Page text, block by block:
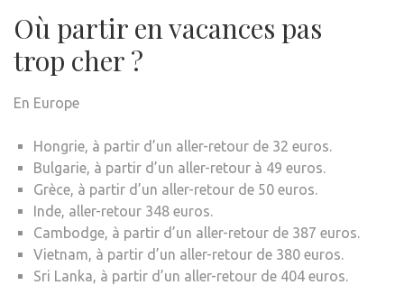
Où partir en vacances pas
trop cher ?
En Europe
Hongrie, à partir d’un aller-retour de 32 euros.
Bulgarie, à partir d’un aller-retour à 49 euros.
Grèce, à partir d’un aller-retour de 50 euros.
Inde, aller-retour 348 euros.
Cambodge, à partir d’un aller-retour de 387 euros.
Vietnam, à partir d’un aller-retour de 380 euros.
Sri Lanka, à partir d’un aller-retour de 404 euros.